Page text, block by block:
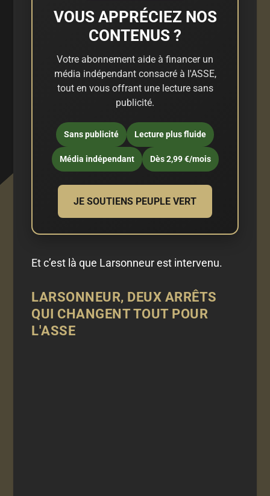
VOUS APPRÉCIEZ NOS
CONTENUS ?
Votre abonnement aide à financer un
média indépendant consacré à l'ASSE,
tout en vous offrant une lecture sans
publicité.
Sans publicité Lecture plus fluide
Média indépendant Dès 2,99 €/mois
JE SOUTIENS PEUPLE VERT
Et c’est là que Larsonneur est intervenu.
LARSONNEUR, DEUX ARRÊTS
QUI CHANGENT TOUT POUR
L'ASSE